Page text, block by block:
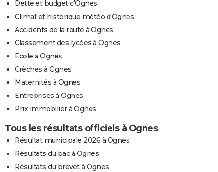
Dette et budget d'Ognes
Climat et historique météo d'Ognes
Accidents de la route à Ognes
Classement des lycées à Ognes
Ecole à Ognes
Crèches à Ognes
Maternités à Ognes
Entreprises à Ognes
Prix immobilier à Ognes
Tous les résultats officiels à Ognes
Résultat municipale 2026 à Ognes
Résultats du bac à Ognes
Résultats du brevet à Ognes